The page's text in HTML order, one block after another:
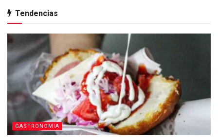
Tendencias
GASTRONOMIA